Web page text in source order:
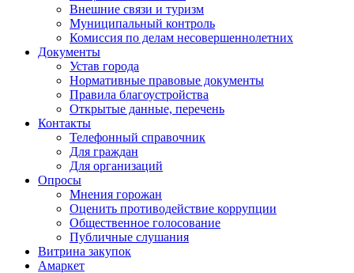
Внешние связи и туризм
Муниципальный контроль
Комиссия по делам несовершеннолетних
Документы
Устав города
Нормативные правовые документы
Правила благоустройства
Открытые данные, перечень
Контакты
Телефонный справочник
Для граждан
Для организаций
Опросы
Мнения горожан
Оценить противодействие коррупции
Общественное голосование
Публичные слушания
Витрина закупок
Амаркет